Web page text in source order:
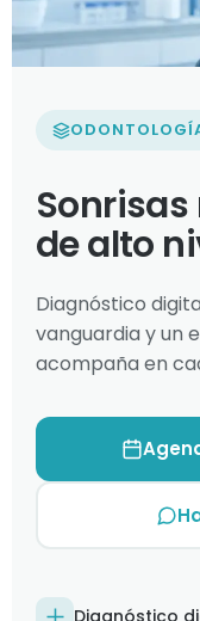
de alto
Diagnóstico
vanguardia y un
acompaña en
Diagnóstico